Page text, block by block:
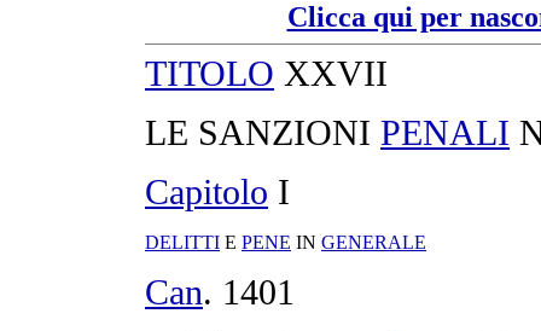
Clicca qui per
TITOLO XXVII
LE SANZIONI PENALI
Capitolo I
DELITTI E PENE IN GENERALE
Can. 1401